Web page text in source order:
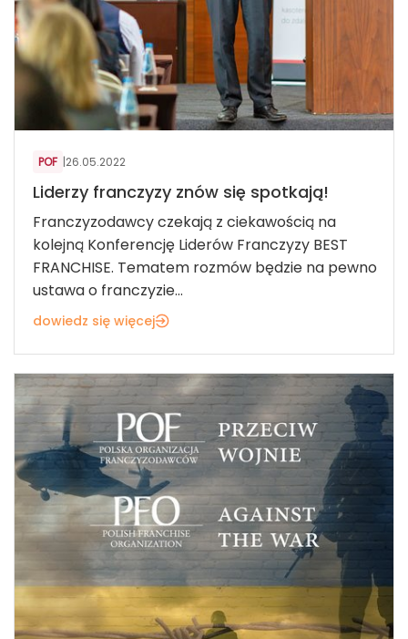
POF |26.05.2022
Liderzy franczyzy znów się spotkają!
Franczyzodawcy czekają z ciekawością na
kolejną Konferencję Liderów Franczyzy BEST
FRANCHISE. Tematem rozmów będzie na pewno
ustawa o franczyzie...
dowiedz się więcej